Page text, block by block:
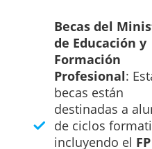
Becas del
de Educación y
Formación
Profesional:
becas están
destinadas a
de ciclos
incluyendo el FP